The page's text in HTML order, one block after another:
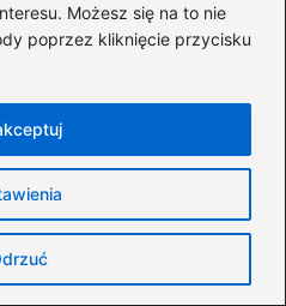
Możesz się na to nie
poprzez kliknięcie przycisku
T
m
bl
r
Li
k
e
n
w kryptowaluty jest
ryzyka i szanse na
bitcoina to dobry